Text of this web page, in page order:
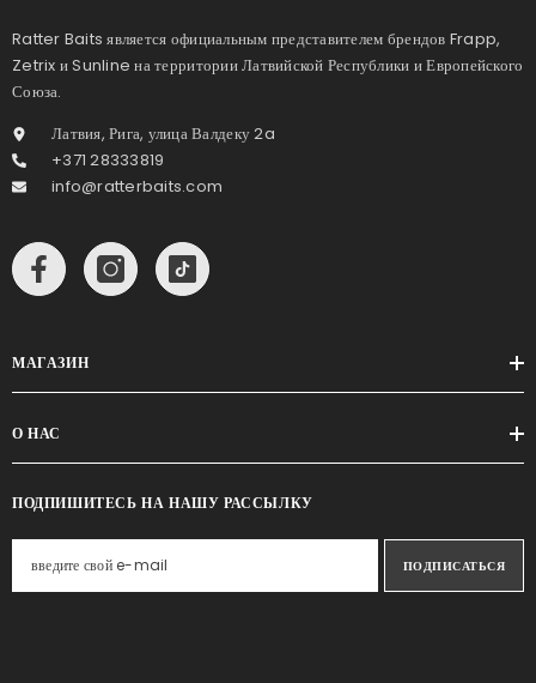
Ratter Baits является официальным представителем брендов Frapp,
Zetrix и Sunline на территории Латвийской Республики и Европейского
Союза.
Латвия, Рига, улица Валдеку 2a
+371 28333819
info@ratterbaits.com
МАГАЗИН
О НАС
ПОДПИШИТЕСЬ НА НАШУ РАССЫЛКУ
ПОДПИСАТЬСЯ